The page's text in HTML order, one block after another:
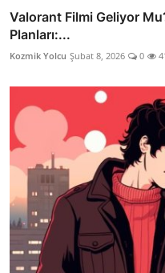
Valorant Filmi Geliyor
Planları:...
Kozmik Yolcu Şubat 8, 2026 0